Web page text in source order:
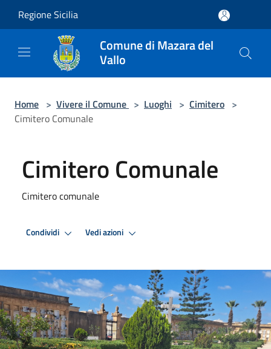
Regione Sicilia
Comune di Mazara del
Vallo
Home > Vivere il Comune > Luoghi > Cimitero >
Cimitero Comunale
Cimitero Comunale
Cimitero comunale
Condividi Vedi azioni